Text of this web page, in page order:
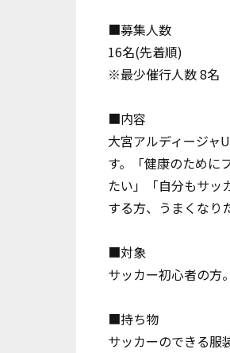
■募集人数
16名(先着順)
※最少催行人数 8名
■内容
大宮アルディージャ
す。「健康のために
たい」「自分もサッ
する方、うまくなり
■対象
サッカー初心者の方
■持ち物
サッカーのできる服